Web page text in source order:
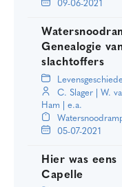
09-06-2021
Genealogie
slachtoffers
C. Slager
W.
Ham
e.a.
05-07-2021
Hier was eens
Capelle